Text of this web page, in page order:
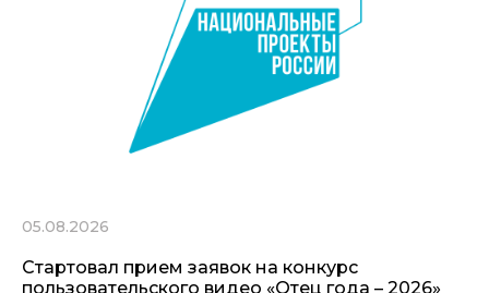
05.08.2026
Стартовал прием заявок на конкурс
пользовательского видео «Отец года – 2026»